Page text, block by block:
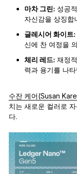
마차 그린: 성공
자신감을 상징합
글레시어 화이트:
신에 찬 여정을
체리 레드: 재정
력과 용기를 나
수잔 케어(Susan
치는 새로운 컬러로
다.